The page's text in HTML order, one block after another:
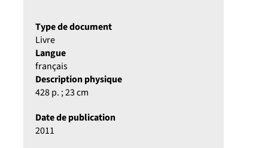
Type de document
Livre
Langue
français
Description physique
428 p. ; 23 cm
Date de publication
2011